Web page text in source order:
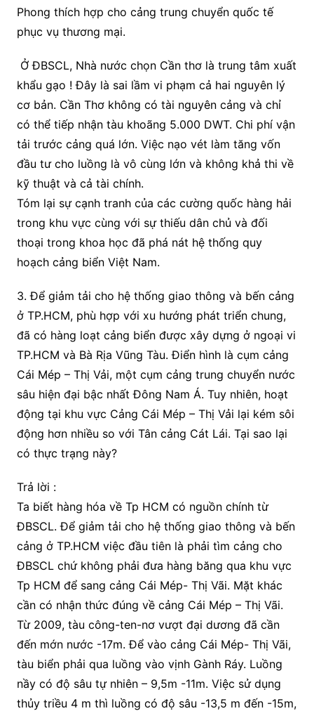
Phong thích hợp cho cảng trung chuyển quốc tế
phục vụ thương mại.
Ở ĐBSCL, Nhà nước chọn Cần thơ là trung tâm xuất
khẩu gạo ! Đây là sai lầm vi phạm cả hai nguyên lý
cơ bản. Cần Thơ không có tài nguyên cảng và chỉ
có thể tiếp nhận tàu khoãng 5.000 DWT. Chi phí vận
tải trước cảng quá lớn. Việc nạo vét làm tăng vốn
đầu tư cho luồng là vô cùng lớn và không khả thi về
kỹ thuật và cả tài chính.
Tóm lại sự cạnh tranh của các cường quốc hàng hải
trong khu vực cùng với sự thiếu dân chủ và đối
thoại trong khoa học đã phá nát hệ thống quy
hoạch cảng biển Việt Nam.
3. Để giảm tải cho hệ thống giao thông và bến cảng
ở TP.HCM, phù hợp với xu hướng phát triển chung,
đã có hàng loạt cảng biển được xây dựng ở ngoại vi
TP.HCM và Bà Rịa Vũng Tàu. Điển hình là cụm cảng
Cái Mép – Thị Vải, một cụm cảng trung chuyển nước
sâu hiện đại bậc nhất Đông Nam Á. Tuy nhiên, hoạt
động tại khu vực Cảng Cái Mép – Thị Vải lại kém sôi
động hơn nhiều so với Tân cảng Cát Lái. Tại sao lại
có thực trạng này?
Trả lời :
Ta biết hàng hóa về Tp HCM có nguồn chính từ
ĐBSCL. Để giảm tải cho hệ thống giao thông và bến
cảng ở TP.HCM việc đầu tiên là phải tìm cảng cho
ĐBSCL chứ không phải đưa hàng băng qua khu vực
Tp HCM để sang cảng Cái Mép- Thị Vãi. Mặt khác
cần có nhận thức đúng về cảng Cái Mép – Thị Vãi.
Từ 2009, tàu công-ten-nơ vượt đại dương đã cần
đến mớn nước -17m. Để vào cảng Cái Mép- Thị Vãi,
tàu biển phải qua luồng vào vịnh Gành Ráy. Luồng
nầy có độ sâu tự nhiên – 9,5m -11m. Việc sử dụng
thủy triều 4 m thì luồng có độ sâu -13,5 m đến -15m,